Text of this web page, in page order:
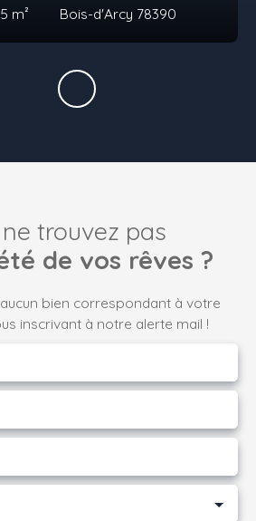
m² Bois-d'Arcy 78390
trouvez pas
de vos rêves ?
bien correspondant à votre
inscrivant à notre alerte mail !